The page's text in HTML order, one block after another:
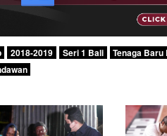
2018-2019 Seri 1 Bali Tenaga Baru